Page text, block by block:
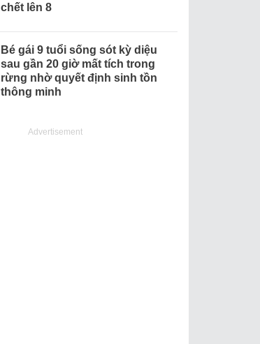
chết lên 8
Bé gái 9 tuổi sống sót kỳ diệu
sau gần 20 giờ mất tích trong
rừng nhờ quyết định sinh tồn
thông minh
Advertisement